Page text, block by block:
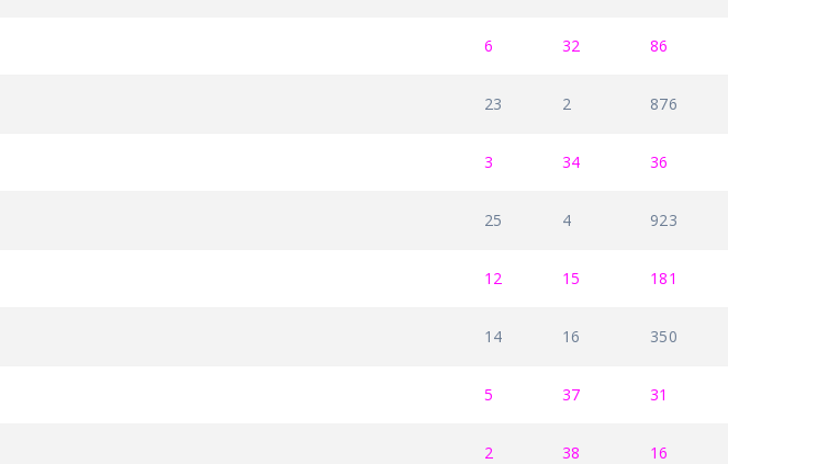
6 32 86
23 2 876
3 34 36
25 4 923
12 15 181
14 16 350
5 37 31
2 38 16